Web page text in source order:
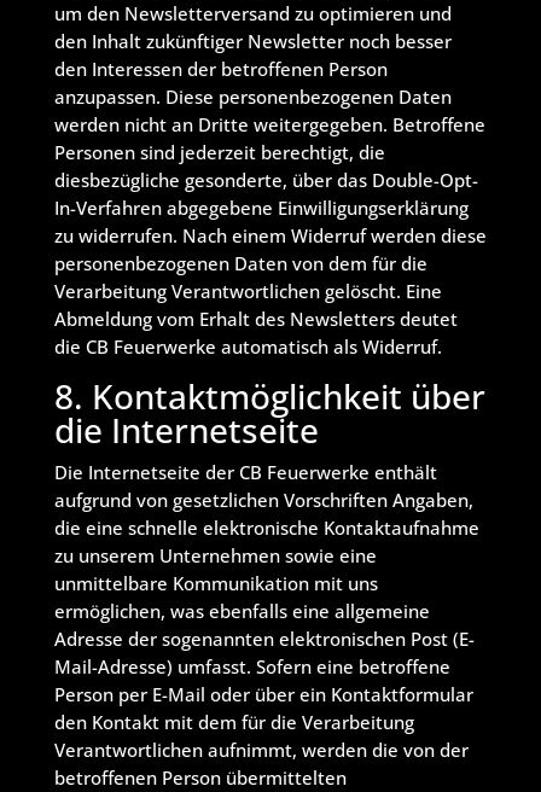
um den Newsletterversand zu optimieren und
den Inhalt zukünftiger Newsletter noch besser
den Interessen der betroffenen Person
anzupassen. Diese personenbezogenen Daten
werden nicht an Dritte weitergegeben. Betroffene
Personen sind jederzeit berechtigt, die
diesbezügliche gesonderte, über das Double-Opt-
In-Verfahren abgegebene Einwilligungserklärung
zu widerrufen. Nach einem Widerruf werden diese
personenbezogenen Daten von dem für die
Verarbeitung Verantwortlichen gelöscht. Eine
Abmeldung vom Erhalt des Newsletters deutet
die CB Feuerwerke automatisch als Widerruf.
8. Kontaktmöglichkeit über
die Internetseite
Die Internetseite der CB Feuerwerke enthält
aufgrund von gesetzlichen Vorschriften Angaben,
die eine schnelle elektronische Kontaktaufnahme
zu unserem Unternehmen sowie eine
unmittelbare Kommunikation mit uns
ermöglichen, was ebenfalls eine allgemeine
Adresse der sogenannten elektronischen Post (E-
Mail-Adresse) umfasst. Sofern eine betroffene
Person per E-Mail oder über ein Kontaktformular
den Kontakt mit dem für die Verarbeitung
Verantwortlichen aufnimmt, werden die von der
betroffenen Person übermittelten